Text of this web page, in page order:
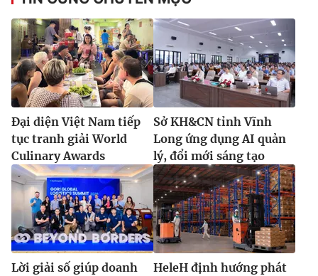
Đại diện Việt Nam tiếp
tục tranh giải World
Culinary Awards
Sở KH&CN tỉnh Vĩnh
Long ứng dụng AI quản
lý, đổi mới sáng tạo
Lời giải số giúp doanh
HeleH định hướng phát